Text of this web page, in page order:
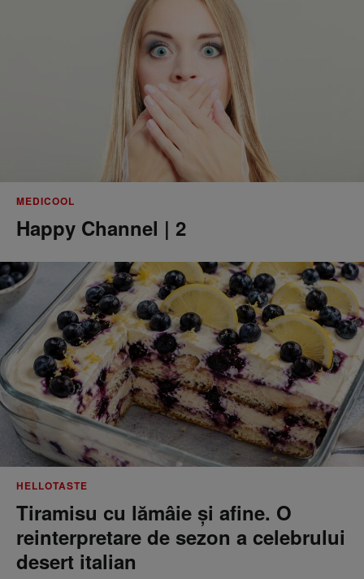
MEDICOOL
Happy Channel | 2
HELLOTASTE
Tiramisu cu lămâie și afine. O
reinterpretare de sezon a celebrului
desert italian